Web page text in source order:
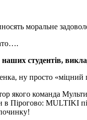
моральне
студентів,
ну просто «міцний
якого команда
в Пірогово: